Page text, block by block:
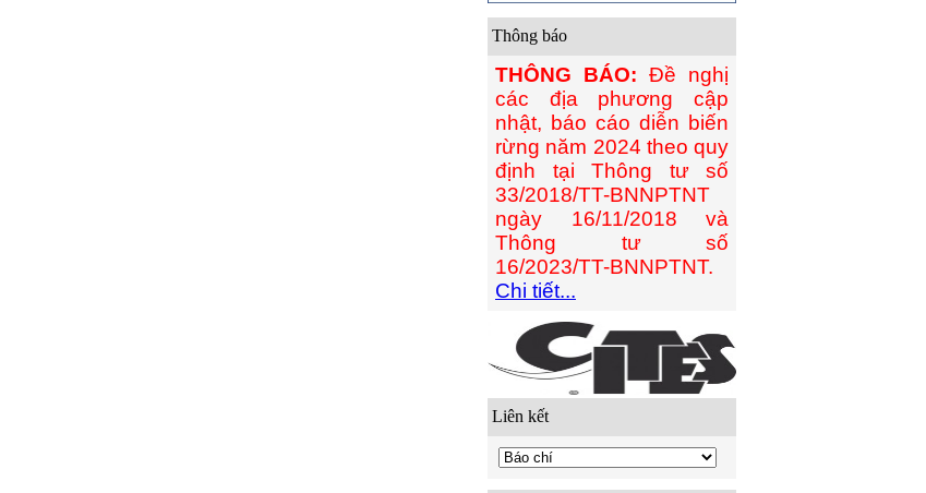
Thông báo
THÔNG BÁO: Đề nghị
các địa phương cập
nhật, báo cáo diễn biến
rừng năm 2024 theo quy
định tại Thông tư số
33/2018/TT-BNNPTNT
ngày 16/11/2018 và
Thông tư số
16/2023/TT-BNNPTNT.
Chi tiết...
Liên kết